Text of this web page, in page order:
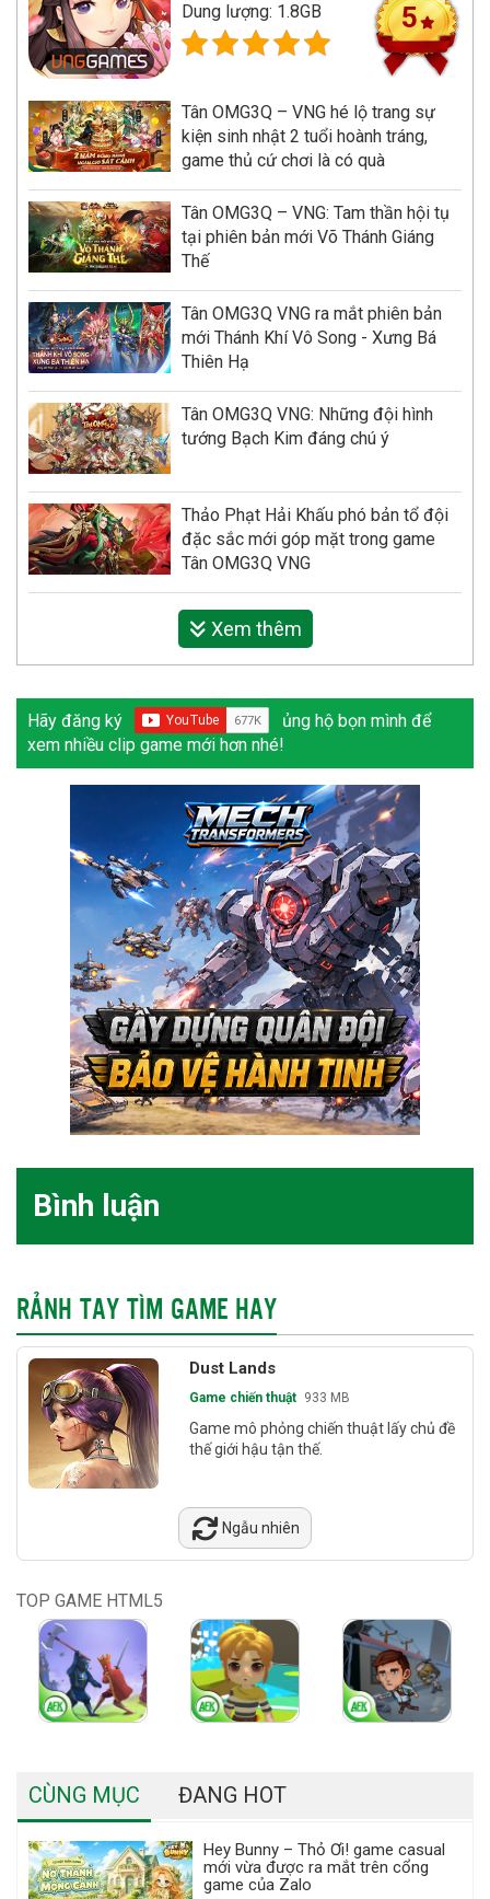
Dung lượng: 1.8GB
5
Tân OMG3Q – VNG hé lộ trang sự
kiện sinh nhật 2 tuổi hoành tráng,
game thủ cứ chơi là có quà
Tân OMG3Q – VNG: Tam thần hội tụ
tại phiên bản mới Võ Thánh Giáng
Thế
Tân OMG3Q VNG ra mắt phiên bản
mới Thánh Khí Vô Song - Xưng Bá
Thiên Hạ
Tân OMG3Q VNG: Những đội hình
tướng Bạch Kim đáng chú ý
Thảo Phạt Hải Khấu phó bản tổ đội
đặc sắc mới góp mặt trong game
Tân OMG3Q VNG
Xem thêm
Hãy đăng ký
ủng hộ bọn mình để
xem nhiều clip game mới hơn nhé!
Bình luận
RẢNH TAY TÌM GAME HAY
Dust Lands
Game chiến thuật 933 MB
Game mô phỏng chiến thuật lấy chủ đề
thế giới hậu tận thế.
Ngẫu nhiên
TOP GAME HTML5
CÙNG MỤC ĐANG HOT
Hey Bunny – Thỏ Ơi! game casual
mới vừa được ra mắt trên cổng
game của Zalo